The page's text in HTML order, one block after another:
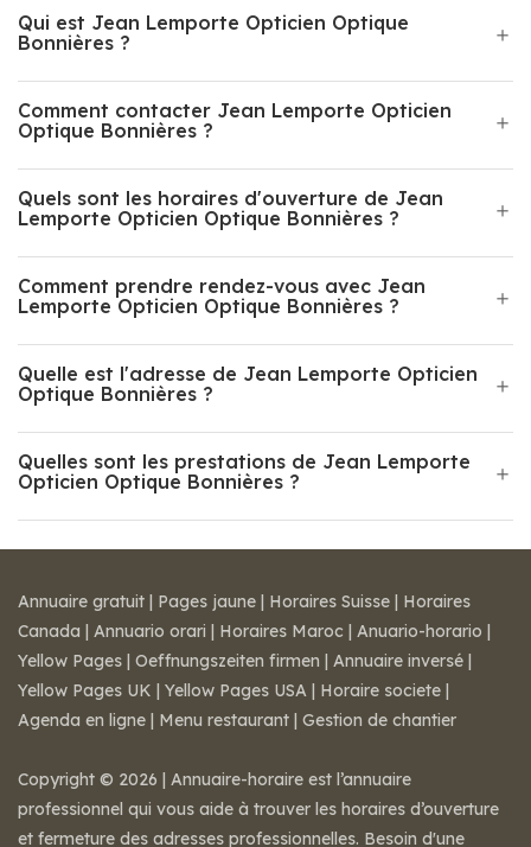
Qui est Jean Lemporte Opticien Optique
Bonnières ?
Comment contacter Jean Lemporte Opticien
Optique Bonnières ?
Quels sont les horaires d'ouverture de Jean
Lemporte Opticien Optique Bonnières ?
Comment prendre rendez-vous avec Jean
Lemporte Opticien Optique Bonnières ?
Quelle est l'adresse de Jean Lemporte Opticien
Optique Bonnières ?
Quelles sont les prestations de Jean Lemporte
Opticien Optique Bonnières ?
Annuaire gratuit | Pages jaune | Horaires Suisse | Horaires
Canada | Annuario orari | Horaires Maroc | Anuario-horario |
Yellow Pages | Oeffnungszeiten firmen | Annuaire inversé |
Yellow Pages UK | Yellow Pages USA | Horaire societe |
Agenda en ligne | Menu restaurant | Gestion de chantier
Copyright © 2026 | Annuaire-horaire est l’annuaire
professionnel qui vous aide à trouver les horaires d’ouverture
et fermeture des adresses professionnelles. Besoin d'une